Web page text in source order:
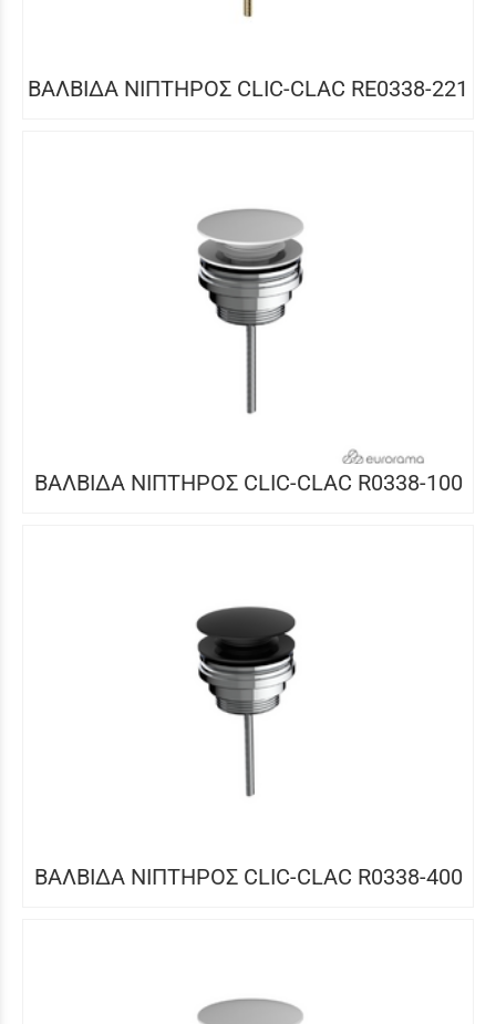
ΒΑΛΒΙΔΑ ΝΙΠΤΗΡΟΣ CLIC-CLAC RE0338-221
ΒΑΛΒΙΔΑ ΝΙΠΤΗΡΟΣ CLIC-CLAC R0338-100
ΒΑΛΒΙΔΑ ΝΙΠΤΗΡΟΣ CLIC-CLAC R0338-400